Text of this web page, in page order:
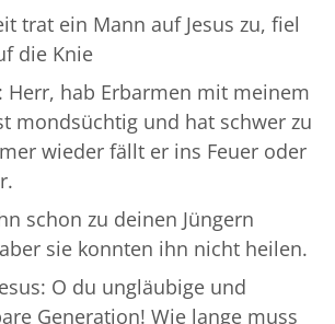
trat ein Mann auf Jesus zu, fiel
die Knie
Herr, hab Erbarmen mit meinem
mondsüchtig und hat schwer zu
wieder fällt er ins Feuer oder
schon zu deinen Jüngern
sie konnten ihn nicht heilen.
O du ungläubige und
Generation! Wie lange muss